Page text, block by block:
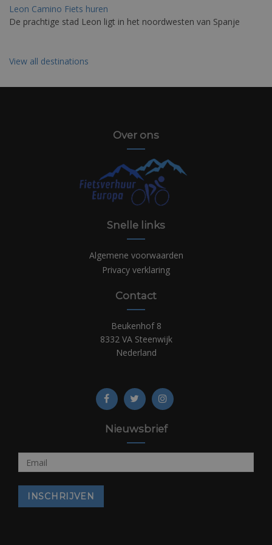
Leon Camino Fiets huren
De prachtige stad Leon ligt in het noordwesten van Spanje
View all destinations
Over ons
Snelle links
Algemene voorwaarden
Privacy verklaring
Contact
Beukenhof 8
8332 VA Steenwijk
Nederland
Nieuwsbrief